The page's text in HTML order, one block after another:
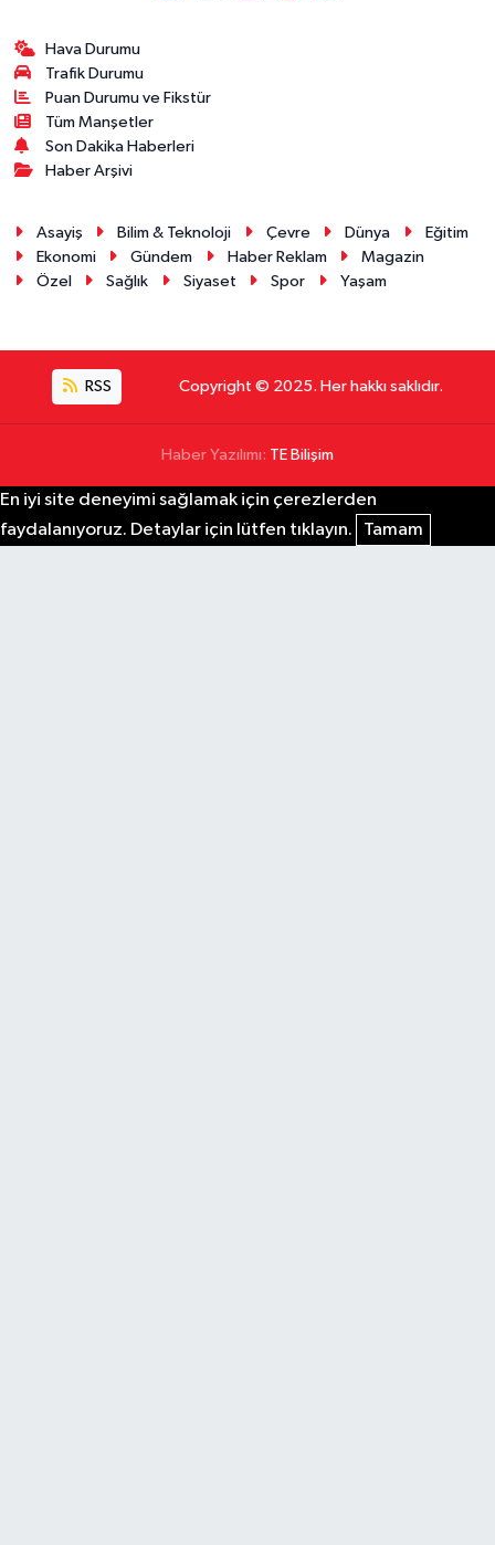
Hava Durumu
Trafik Durumu
Puan Durumu ve Fikstür
Tüm Manşetler
Son Dakika Haberleri
Haber Arşivi
Asayiş Bilim & Teknoloji Çevre Dünya
Eğitim
Ekonomi
Gündem Haber Reklam
Magazin
Özel
Sağlık Siyaset Spor Yaşam
RSS Copyright © 2025. Her hakkı saklıdır.
Haber Yazılımı: TE Bilişim
En iyi site deneyimi sağlamak için çerezlerden
faydalanıyoruz. Detaylar için lütfen tıklayın.
Tamam